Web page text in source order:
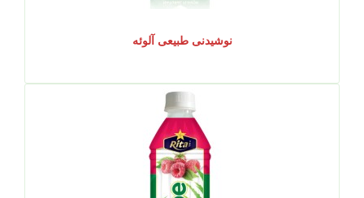
نوشیدنی طبیعی آلوئه